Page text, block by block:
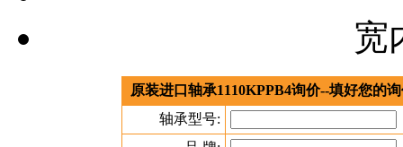
宽
原装进口轴承1110KPPB4询价--填好您的